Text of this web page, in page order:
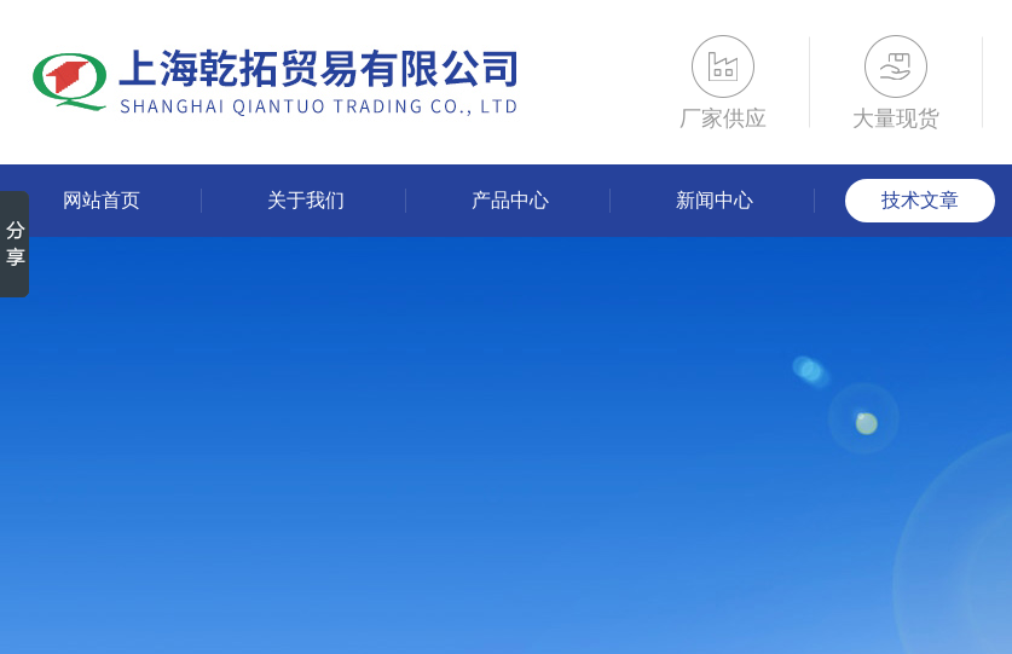
厂家供应 大量现货
网站首页 关于我们 产品中心 新闻中心 技术文章